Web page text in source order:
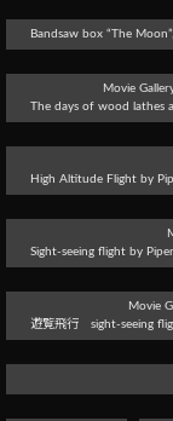
Bandsaw box “The
Movie
The days of wood lathes
High Altitude Flight by
Sight-seeing flight by
Movie
遊覧飛行 sight-seeing